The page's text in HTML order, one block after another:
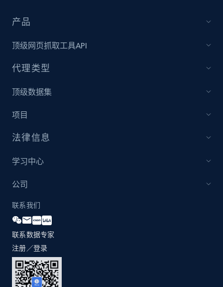
more.
2.1K+ 375+
Amazon products global dataset - Collect
Title, Seller name, Brand, Description, Initial
price, Currency, Availability, Reviews count, and
more.
Amazon products global dataset - Collect
products from Brands URLs
Title, Seller name, Brand, Description, Initial
price, Currency, Availability, Reviews count, and
more.
产品
顶级网页抓取工具API
代理类型
顶级数据集
项目
法律信息
学习中心
公司
联系我们
联系数据专家
注册／登录